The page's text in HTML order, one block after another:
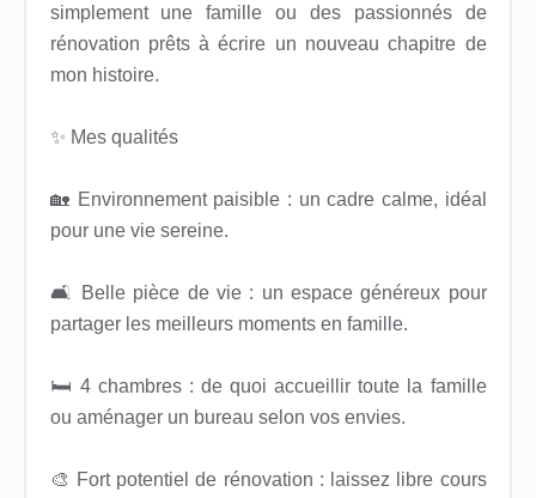
simplement une famille ou des passionnés de
rénovation prêts à écrire un nouveau chapitre de
mon histoire.
✨ Mes qualités
🏡 Environnement paisible : un cadre calme, idéal
pour une vie sereine.
🛋️ Belle pièce de vie : un espace généreux pour
partager les meilleurs moments en famille.
🛏️ 4 chambres : de quoi accueillir toute la famille
ou aménager un bureau selon vos envies.
🎨 Fort potentiel de rénovation : laissez libre cours